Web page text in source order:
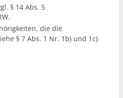
§ 14 Abs. 5
die die
§ 7 Abs. 1 Nr. 1b) und 1c)